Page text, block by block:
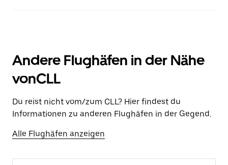
Andere Flughäfen in der Nähe
vonCLL
Du reist nicht vom/zum CLL? Hier findest du
Informationen zu anderen Flughäfen in der Gegend.
Alle Flughäfen anzeigen